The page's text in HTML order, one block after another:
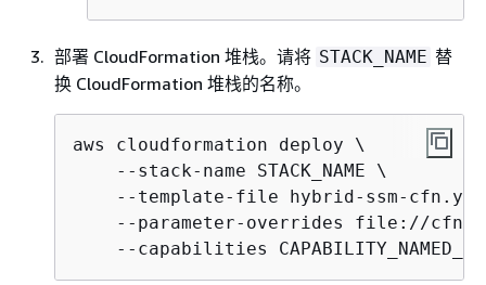
部署 CloudFormation 堆栈。请将 STACK_NAME 替
换 CloudFormation 堆栈的名称。
aws cloudformation deploy \
    --stack-name STACK_NAME \
--template-file hybrid-ssm-
--parameter-overrides file://cfn-
--capabilities